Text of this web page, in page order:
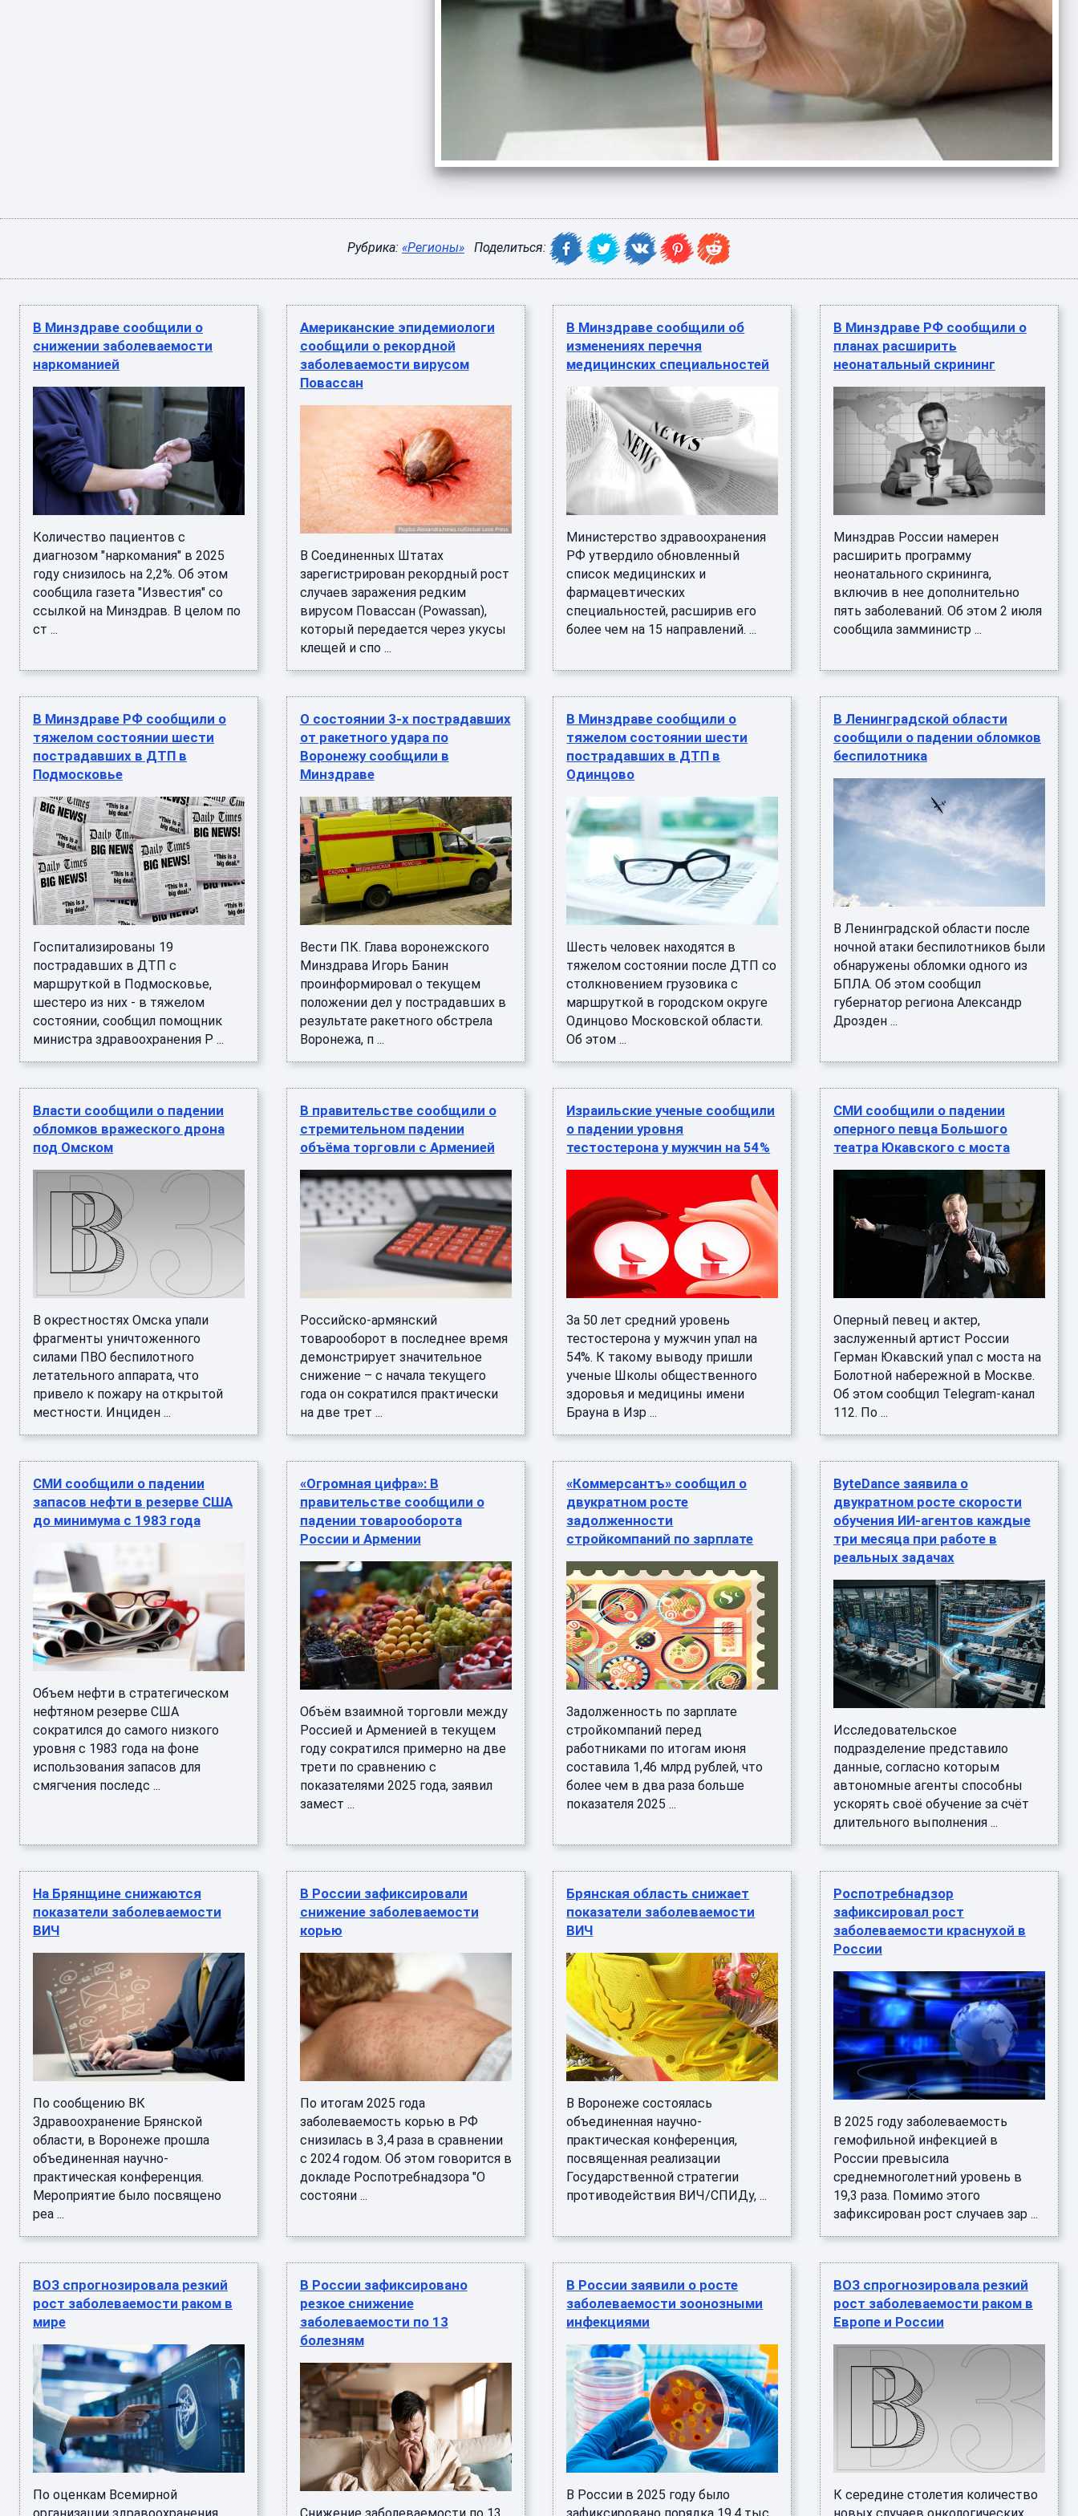
Рубрика: «Регионы» Поделиться:
В Минздраве сообщили о
снижении заболеваемости
наркоманией
Количество пациентов с
диагнозом "наркомания" в 2025
году снизилось на 2,2%. Об этом
сообщила газета "Известия" со
ссылкой на Минздрав. В целом по
ст ...
Американские эпидемиологи
сообщили о рекордной
заболеваемости вирусом
Повассан
В Соединенных Штатах
зарегистрирован рекордный рост
случаев заражения редким
вирусом Повассан (Powassan),
который передается через укусы
клещей и спо ...
В Минздраве сообщили об
изменениях перечня
медицинских специальностей
Министерство здравоохранения
РФ утвердило обновленный
список медицинских и
фармацевтических
специальностей, расширив его
более чем на 15 направлений. ...
В Минздраве РФ сообщили о
планах расширить
неонатальный скрининг
Минздрав России намерен
расширить программу
неонатального скрининга,
включив в нее дополнительно
пять заболеваний. Об этом 2 июля
сообщила замминистр ...
В Минздраве РФ сообщили о
тяжелом состоянии шести
пострадавших в ДТП в
Подмосковье
Госпитализированы 19
пострадавших в ДТП с
маршруткой в Подмосковье,
шестеро из них - в тяжелом
состоянии, сообщил помощник
министра здравоохранения Р ...
О состоянии 3-х пострадавших
от ракетного удара по
Воронежу сообщили в
Минздраве
Вести ПК. Глава воронежского
Минздрава Игорь Банин
проинформировал о текущем
положении дел у пострадавших в
результате ракетного обстрела
Воронежа, п ...
В Минздраве сообщили о
тяжелом состоянии шести
пострадавших в ДТП в
Одинцово
Шесть человек находятся в
тяжелом состоянии после ДТП со
столкновением грузовика с
маршруткой в городском округе
Одинцово Московской области.
Об этом ...
В Ленинградской области
сообщили о падении обломков
беспилотника
В Ленинградской области после
ночной атаки беспилотников были
обнаружены обломки одного из
БПЛА. Об этом сообщил
губернатор региона Александр
Дрозден ...
Власти сообщили о падении
обломков вражеского дрона
под Омском
В окрестностях Омска упали
фрагменты уничтоженного
силами ПВО беспилотного
летательного аппарата, что
привело к пожару на открытой
местности. Инциден ...
В правительстве сообщили о
стремительном падении
объёма торговли с Арменией
Российско-армянский
товарооборот в последнее время
демонстрирует значительное
снижение – с начала текущего
года он сократился практически
на две трет ...
Израильские ученые сообщили
о падении уровня
тестостерона у мужчин на 54%
За 50 лет средний уровень
тестостерона у мужчин упал на
54%. К такому выводу пришли
ученые Школы общественного
здоровья и медицины имени
Брауна в Изр ...
СМИ сообщили о падении
оперного певца Большого
театра Юкавского с моста
Оперный певец и актер,
заслуженный артист России
Герман Юкавский упал с моста на
Болотной набережной в Москве.
Об этом сообщил Telegram-канал
112. По ...
СМИ сообщили о падении
запасов нефти в резерве США
до минимума с 1983 года
Объем нефти в стратегическом
нефтяном резерве США
сократился до самого низкого
уровня с 1983 года на фоне
использования запасов для
смягчения последс ...
«Огромная цифра»: В
правительстве сообщили о
падении товарооборота
России и Армении
Объём взаимной торговли между
Россией и Арменией в текущем
году сократился примерно на две
трети по сравнению с
показателями 2025 года, заявил
замест ...
«Коммерсантъ» сообщил о
двукратном росте
задолженности
стройкомпаний по зарплате
Задолженность по зарплате
стройкомпаний перед
работниками по итогам июня
составила 1,46 млрд рублей, что
более чем в два раза больше
показателя 2025 ...
ByteDance заявила о
двукратном росте скорости
обучения ИИ-агентов каждые
три месяца при работе в
реальных задачах
Исследовательское
подразделение представило
данные, согласно которым
автономные агенты способны
ускорять своё обучение за счёт
длительного выполнения ...
На Брянщине снижаются
показатели заболеваемости
ВИЧ
По сообщению ВК
Здравоохранение Брянской
области, в Воронеже прошла
объединенная научно-
практическая конференция.
Мероприятие было посвящено
реа ...
В России зафиксировали
снижение заболеваемости
корью
По итогам 2025 года
заболеваемость корью в РФ
снизилась в 3,4 раза в сравнении
с 2024 годом. Об этом говорится в
докладе Роспотребнадзора "О
состояни ...
Брянская область снижает
показатели заболеваемости
ВИЧ
В Воронеже состоялась
объединенная научно-
практическая конференция,
посвященная реализации
Государственной стратегии
противодействия ВИЧ/СПИДу, ...
Роспотребнадзор
зафиксировал рост
заболеваемости краснухой в
России
В 2025 году заболеваемость
гемофильной инфекцией в
России превысила
среднемноголетний уровень в
19,3 раза. Помимо этого
зафиксирован рост случаев зар ...
ВОЗ спрогнозировала резкий
рост заболеваемости раком в
мире
По оценкам Всемирной
В России зафиксировано
резкое снижение
заболеваемости по 13
болезням
В России заявили о росте
заболеваемости зоонозными
инфекциями
В России в 2025 году было
ВОЗ спрогнозировала резкий
рост заболеваемости раком в
Европе и России
К середине столетия количество